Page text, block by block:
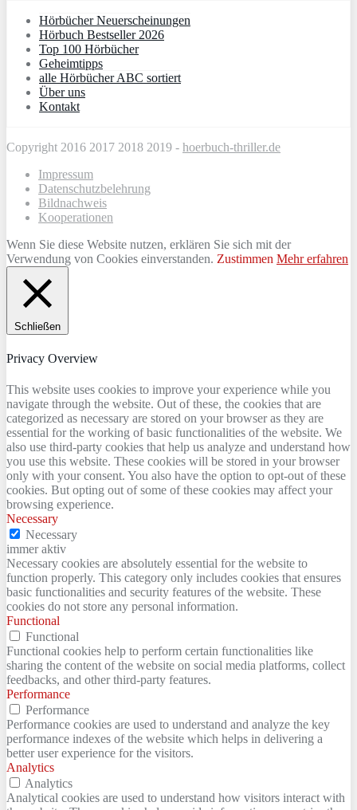
Hörbücher Neuerscheinungen
Hörbuch Bestseller 2026
Top 100 Hörbücher
Geheimtipps
alle Hörbücher ABC sortiert
Über uns
Kontakt
Copyright 2016 2017 2018 2019 - hoerbuch-thriller.de
Impressum
Datenschutzbelehrung
Bildnachweis
Kooperationen
Wenn Sie diese Website nutzen, erklären Sie sich mit der
Verwendung von Cookies einverstanden. Zustimmen Mehr erfahren
Schließen
Privacy Overview
This website uses cookies to improve your experience while you
navigate through the website. Out of these, the cookies that are
categorized as necessary are stored on your browser as they are
essential for the working of basic functionalities of the website. We
also use third-party cookies that help us analyze and understand how
you use this website. These cookies will be stored in your browser
only with your consent. You also have the option to opt-out of these
cookies. But opting out of some of these cookies may affect your
browsing experience.
Necessary
Necessary
immer aktiv
Necessary cookies are absolutely essential for the website to
function properly. This category only includes cookies that ensures
basic functionalities and security features of the website. These
cookies do not store any personal information.
Functional
Functional
Functional cookies help to perform certain functionalities like
sharing the content of the website on social media platforms, collect
feedbacks, and other third-party features.
Performance
Performance
Performance cookies are used to understand and analyze the key
performance indexes of the website which helps in delivering a
better user experience for the visitors.
Analytics
Analytics
Analytical cookies are used to understand how visitors interact with